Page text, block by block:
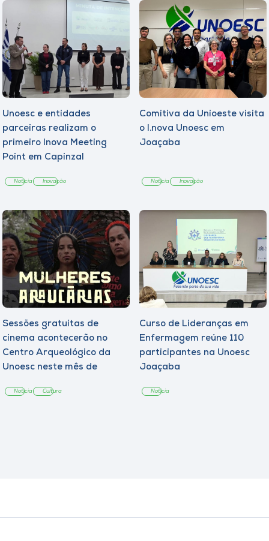
Unoesc e entidades
parceiras realizam o
primeiro Inova Meeting
Point em Capinzal
Notícia Inovação
Comitiva da Unioeste visita
o I.nova Unoesc em
Joaçaba
Notícia Inovação
Sessões gratuitas de
cinema acontecerão no
Centro Arqueológico da
Unoesc neste mês de
Notícia Cultura
Curso de Lideranças em
Enfermagem reúne 110
participantes na Unoesc
Joaçaba
Notícia